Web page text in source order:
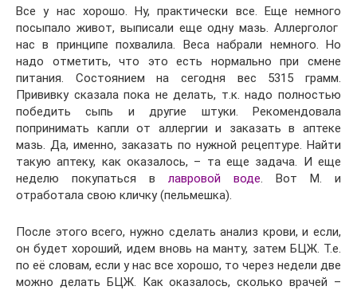
Все у нас хорошо. Ну, практически все. Еще немного
посыпало живот, выписали еще одну мазь. Аллерголог
нас в принципе похвалила. Веса набрали немного. Но
надо отметить, что это есть нормально при смене
питания. Состоянием на сегодня вес 5315 грамм.
Прививку сказала пока не делать, т.к. надо полностью
победить сыпь и другие штуки. Рекомендовала
попринимать капли от аллергии и заказать в аптеке
мазь. Да, именно, заказать по нужной рецептуре. Найти
такую аптеку, как оказалось, – та еще задача. И еще
неделю покупаться в лавровой воде. Вот М. и
отработала свою кличку (пельмешка).
После этого всего, нужно сделать анализ крови, и если,
он будет хороший, идем вновь на манту, затем БЦЖ. Т.е.
по её словам, если у нас все хорошо, то через недели две
можно делать БЦЖ. Как оказалось, сколько врачей –